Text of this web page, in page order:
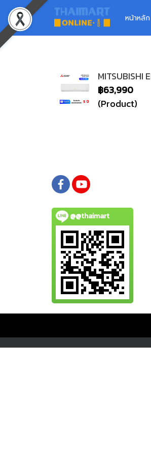
หน้าหลัก
MITSUBISHI
฿63,990
(Product)
@@thaimart